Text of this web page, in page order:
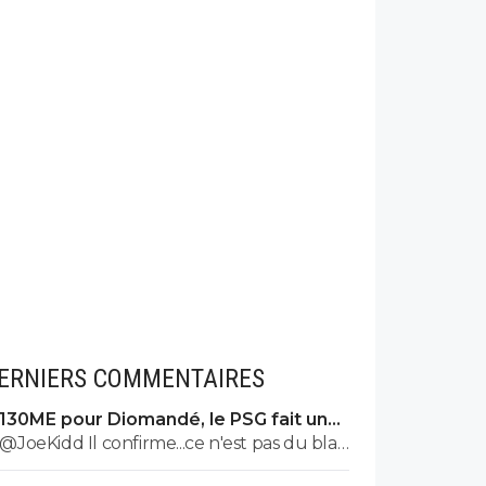
COMMENTAIRES
130ME pour Diomandé, le PSG fait une
nouvelle offre
@JoeKidd Il confirme...ce n'est pas du bla
bla bla quand c'est le PSG...le gars n'a